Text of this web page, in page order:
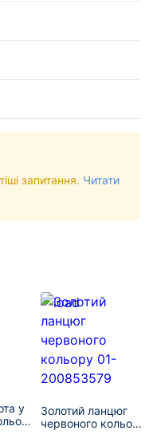
запитання. Читати
у
Золотий ланцюг
червоного кольору